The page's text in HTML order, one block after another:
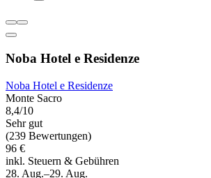
Noba Hotel e Residenze
Noba Hotel e Residenze
Monte Sacro
8,4/10
Sehr gut
(239 Bewertungen)
96 €
inkl. Steuern & Gebühren
28. Aug.–29. Aug.